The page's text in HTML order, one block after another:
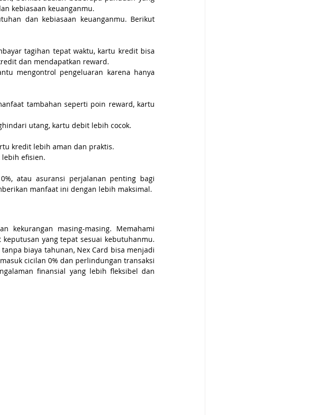
kebiasaan keuanganmu.
dan kebiasaan keuanganmu. Berikut
tagihan tepat waktu, kartu kredit bisa
dan mendapatkan reward.
mengontrol pengeluaran karena hanya
tambahan seperti poin reward, kartu
utang, kartu debit lebih cocok.
kredit lebih aman dan praktis.
efisien.
atau asuransi perjalanan penting bagi
manfaat ini dengan lebih maksimal.
yang tepat sesuai kebutuhanmu.
biaya tahunan, Nex Card bisa menjadi
cicilan 0% dan perlindungan transaksi
finansial yang lebih fleksibel dan